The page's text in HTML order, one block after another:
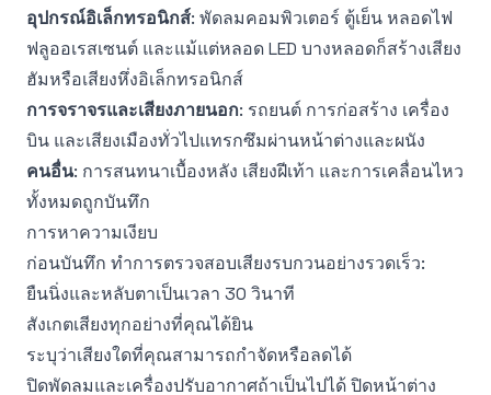
อุปกรณ์อิเล็กทรอนิกส์: พัดลมคอมพิวเตอร์ ตู้เย็น หลอดไฟ
ฟลูออเรสเซนต์ และแม้แต่หลอด LED บางหลอดก็สร้างเสียง
ฮัมหรือเสียงหึ่งอิเล็กทรอนิกส์
การจราจรและเสียงภายนอก: รถยนต์ การก่อสร้าง เครื่อง
บิน และเสียงเมืองทั่วไปแทรกซึมผ่านหน้าต่างและผนัง
คนอื่น: การสนทนาเบื้องหลัง เสียงฝีเท้า และการเคลื่อนไหว
ทั้งหมดถูกบันทึก
การหาความเงียบ
ก่อนบันทึก ทำการตรวจสอบเสียงรบกวนอย่างรวดเร็ว:
ยืนนิ่งและหลับตาเป็นเวลา 30 วินาที
สังเกตเสียงทุกอย่างที่คุณได้ยิน
ระบุว่าเสียงใดที่คุณสามารถกำจัดหรือลดได้
ปิดพัดลมและเครื่องปรับอากาศถ้าเป็นไปได้ ปิดหน้าต่าง